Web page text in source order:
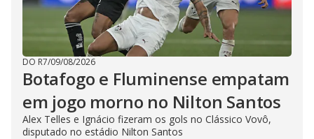
DO R7/09/08/2026
Botafogo e Fluminense empatam
em jogo morno no Nilton Santos
Alex Telles e Ignácio fizeram os gols no Clássico Vovô,
disputado no estádio Nilton Santos